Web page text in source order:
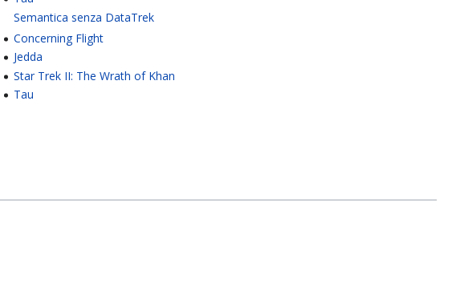
Semantica senza DataTrek
Concerning Flight
Jedda
Star Trek II: The Wrath of Khan
Tau